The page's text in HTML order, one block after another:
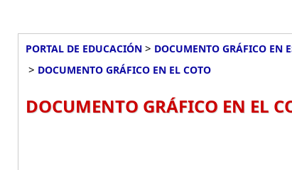
PORTAL DE EDUCACIÓN > DOCUMENTO GRÁFICO EN
> DOCUMENTO GRÁFICO EN EL COTO
DOCUMENTO GRÁFICO EN EL